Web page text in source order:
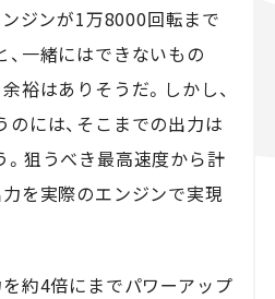
ンジンが1万8000回転まで
一緒にはできないもの
裕はありそうだ。しかし、
には、そこまでの出力は
狙うべき最高速度から計
を実際のエンジンで実現
約4倍にまでパワーアップ